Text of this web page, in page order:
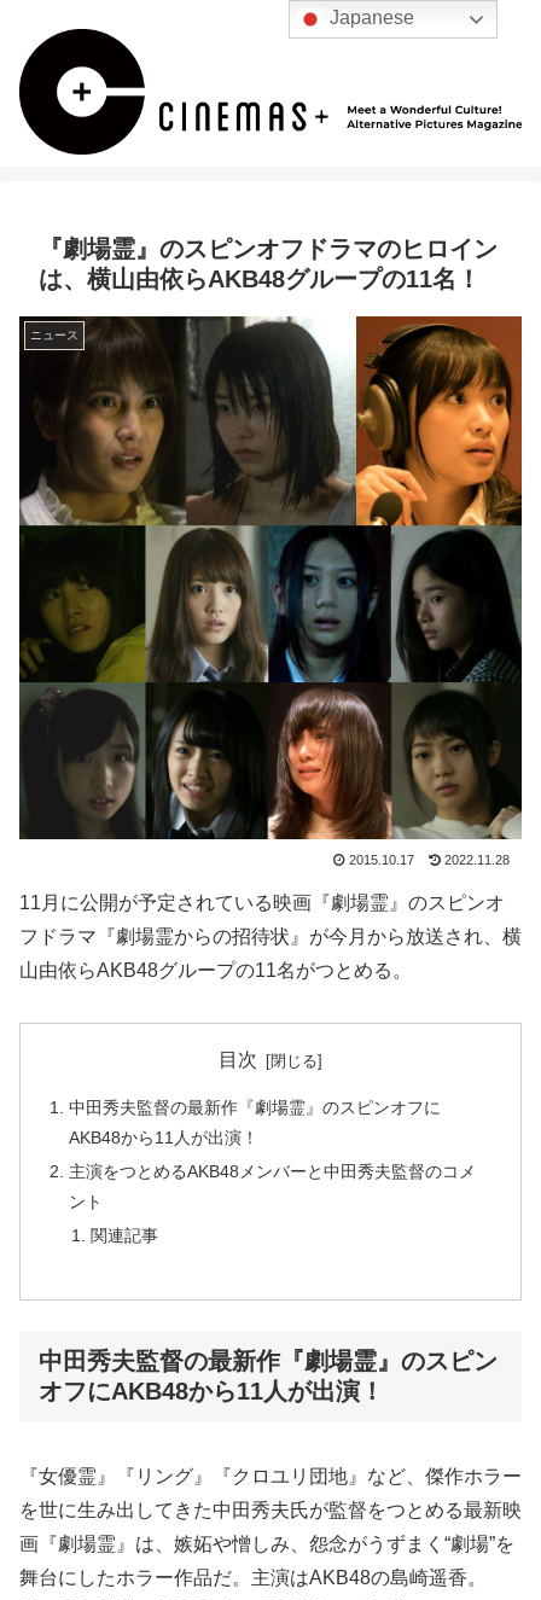
『劇場霊』のスピンオフドラマのヒロイン
は、横山由依らAKB48グループの11名！
ニュース
2015.10.17 2022.11.28
11月に公開が予定されている映画『劇場霊』のスピンオ
フドラマ『劇場霊からの招待状』が今月から放送され、横
山由依らAKB48グループの11名がつとめる。
目次
中田秀夫監督の最新作『劇場霊』のスピンオフに
AKB48から11人が出演！
主演をつとめるAKB48メンバーと中田秀夫監督のコメ
ント
関連記事
中田秀夫監督の最新作『劇場霊』のスピン
オフにAKB48から11人が出演！
『女優霊』『リング』『クロユリ団地』など、傑作ホラー
を世に生み出してきた中田秀夫氏が監督をつとめる最新映
画『劇場霊』は、嫉妬や憎しみ、怨念がうずまく“劇場”を
舞台にしたホラー作品だ。主演はAKB48の島崎遥香。
Japanese